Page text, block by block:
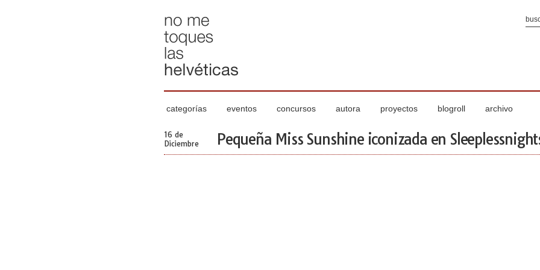
categorías eventos concursos autora proyectos blogroll archivo
16 de
Diciembre
Pequeña Miss Sunshine iconizada en